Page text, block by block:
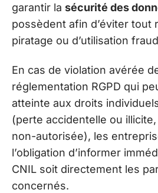
garantir la sécurité des
possèdent afin d’éviter tout
piratage ou d’utilisation
En cas de violation avérée
réglementation RGPD qui
atteinte aux droits
(perte accidentelle ou
non-autorisée), les
l’obligation d’informer
CNIL soit directement les
concernés.